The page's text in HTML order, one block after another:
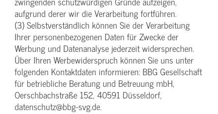
aufgrund derer wir die Verarbeitung fortführen.
(3) Selbstverständlich können Sie der Verarbeitung
Ihrer personenbezogenen Daten für Zwecke der
Werbung und Datenanalyse jederzeit widersprechen.
Über Ihren Werbewiderspruch können Sie uns unter
folgenden Kontaktdaten informieren: BBG Gesellschaft
für betriebliche Beratung und Betreuung mbH,
Oerschbachstraße 152, 40591 Düsseldorf,
datenschutz@bbg-svg.de.